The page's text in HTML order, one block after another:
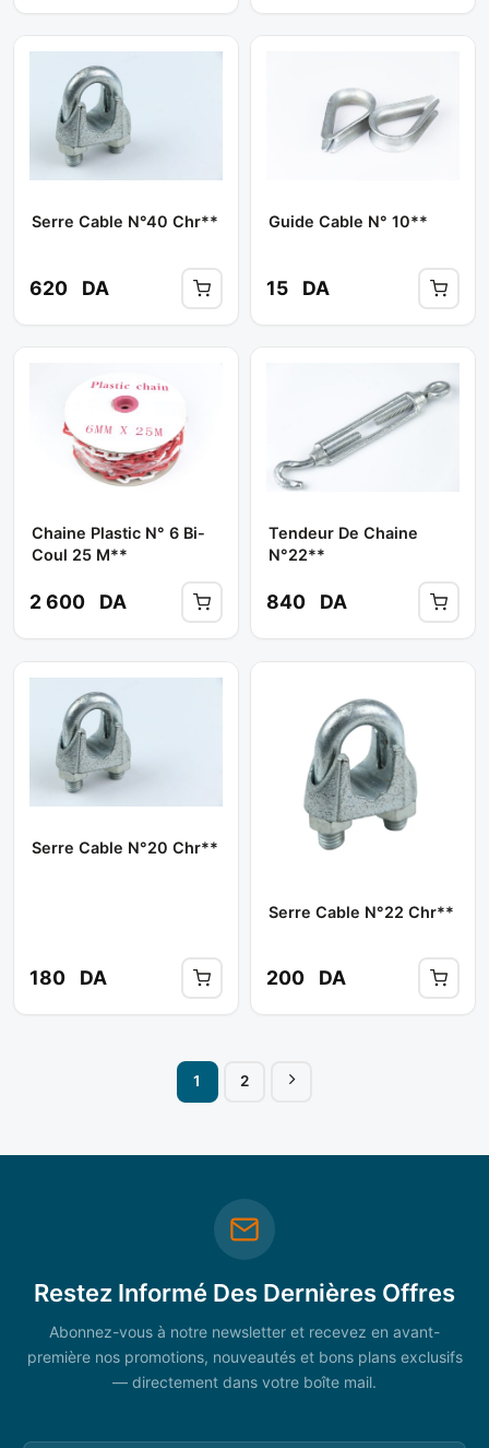
Serre Cable N°40 Chr**
620 DA
Guide Cable N° 10**
15 DA
Chaine Plastic N° 6 Bi-
Coul 25 M**
2 600 DA
Tendeur De Chaine
N°22**
840 DA
Serre Cable N°20 Chr**
180 DA
Serre Cable N°22 Chr**
200 DA
1 2
Restez Informé Des Dernières Offres
Abonnez-vous à notre newsletter et recevez en avant-
première nos promotions, nouveautés et bons plans exclusifs
— directement dans votre boîte mail.